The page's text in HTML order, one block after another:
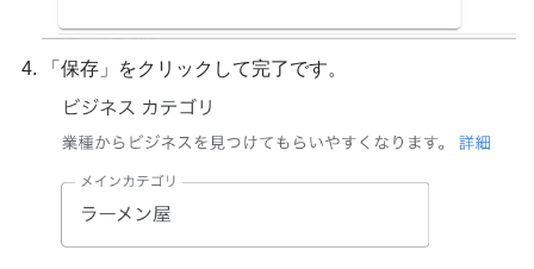
「保存」をクリックして完了です。